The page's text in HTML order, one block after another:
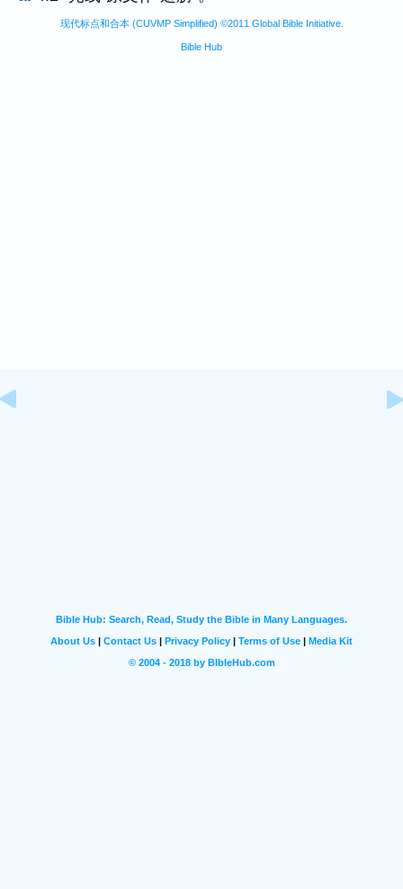
现代标点和合本 (CUVMP Simplified) ©2011 Global Bible Initiative.
Bible Hub